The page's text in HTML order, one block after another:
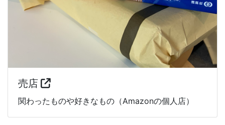
売店
関わったものや好きなもの（Amazonの個人店）